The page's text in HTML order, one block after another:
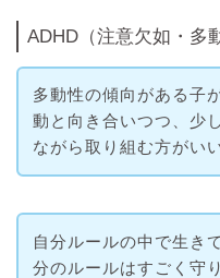
ADHD（注意欠如・多
多動性の傾向がある子
動と向き合いつつ、少
ながら取り組む方がい
自分ルールの中で生き
分のルールはすごく守